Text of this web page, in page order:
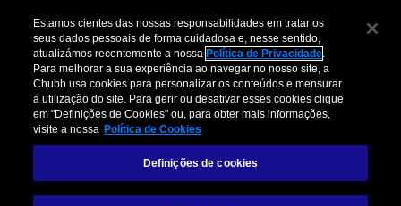
Custom Industry
Solutions
Estamos cientes das nossas responsabilidades em tratar os
seus dados pessoais de forma cuidadosa e, nesse sentido,
atualizámos recentemente a nossa Política de Privacidade.
Para melhorar a sua experiência ao navegar no nosso site, a
Chubb usa cookies para personalizar os conteúdos e mensurar
a utilização do site. Para gerir ou desativar esses cookies clique
em "Definições de Cookies" ou, para obter mais informações,
visite a nossa Política de Cookies
Definições de cookies